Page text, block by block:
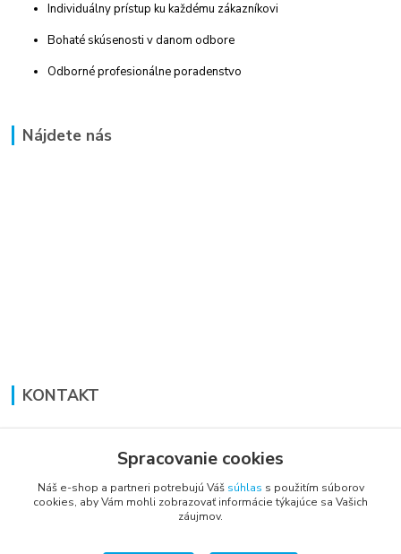
Individuálny prístup ku každému zákazníkovi
Bohaté skúsenosti v danom odbore
Odborné profesionálne poradenstvo
Nájdete nás
KONTAKT
+421 948 711 774
vsetkoprenabytok@gmail.com
Spracovanie cookies
Náš e-shop a partneri potrebujú Váš súhlas s použitím súborov
cookies, aby Vám mohli zobrazovať informácie týkajúce sa Vašich
záujmov.